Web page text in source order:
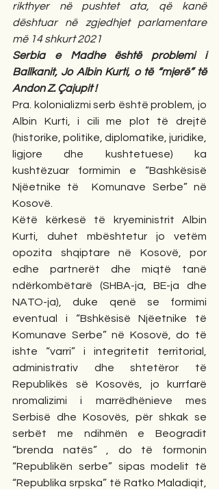
rikthyer në pushtet ata, që kanë
dështuar në zgjedhjet parlamentare
më 14 shkurt 2021
Serbia e Madhe është problemi i
Ballkanit, Jo Albin Kurti, o të “mjerë” të
Andon Z. Çajupit !
Pra. kolonializmi serb është problem, jo
Albin Kurti, i cili me plot të drejtë
(historike, politike, diplomatike, juridike,
ligjore dhe kushtetuese) ka
kushtëzuar formimin e “Bashkësisë
Njëetnike të  Komunave Serbe” në
Kosovë.
Këtë kërkesë të kryeministrit Albin
Kurti, duhet mbështetur jo vetëm
opozita shqiptare në Kosovë, por
edhe partnerët dhe miqtë tanë
ndërkombëtarë (SHBA-ja, BE-ja dhe
NATO-ja), duke qenë se formimi
eventual i “Bshkësisë Njëetnike të
Komunave Serbe” në Kosovë, do të
ishte “varri” i integritetit territorial,
administrativ dhe shtetëror të
Republikës së Kosovës, jo kurrfarë
nromalizimi i marrëdhënieve mes
Serbisë dhe Kosovës, për shkak se
serbët me ndihmën e Beogradit
“brenda natës” , do të formonin
“Republikën serbe” sipas modelit të
“Republika srpska” të Ratko Maladiqit,